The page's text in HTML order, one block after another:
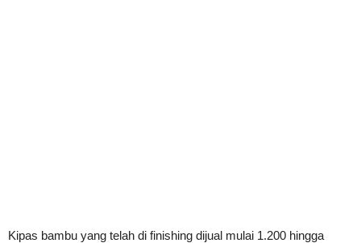
Kipas bambu yang telah di finishing dijual mulai 1.200 hingga